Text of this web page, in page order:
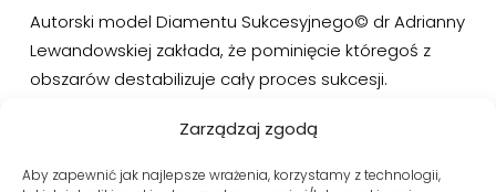
Zarządzaj zgodą
Aby zapewnić jak najlepsze wrażenia, korzystamy z technologii,
Autorski model Diamentu Sukcesyjnego© dr Adrianny
Lewandowskiej zakłada, że pominięcie któregoś z
obszarów destabilizuje cały proces sukcesji.
wierzchołków gwarantuje, że sukcesor przejmuje
firmę będąc w pełni przygotowanym merytorycznie,